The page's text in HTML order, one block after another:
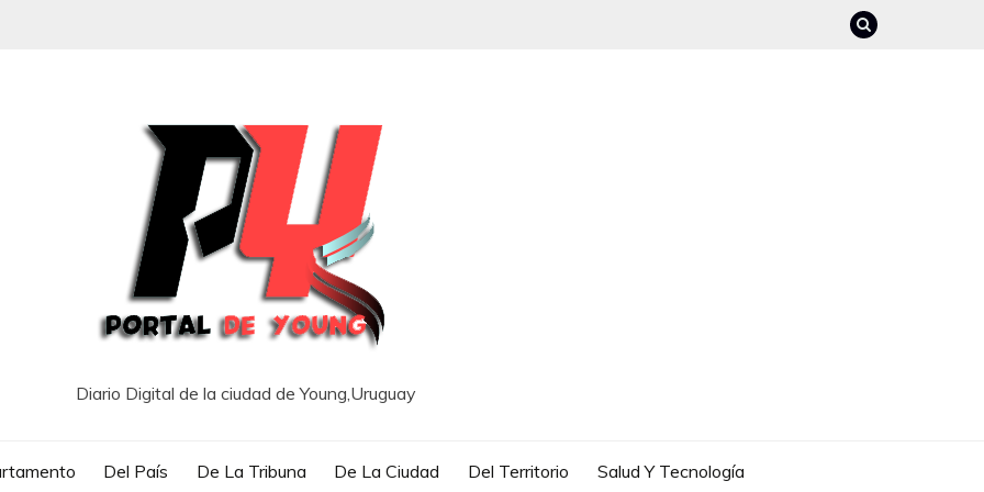
Diario Digital de la ciudad de Young,Uruguay
Del País De La Tribuna De La Ciudad Del Territorio Salud Y Tecnología